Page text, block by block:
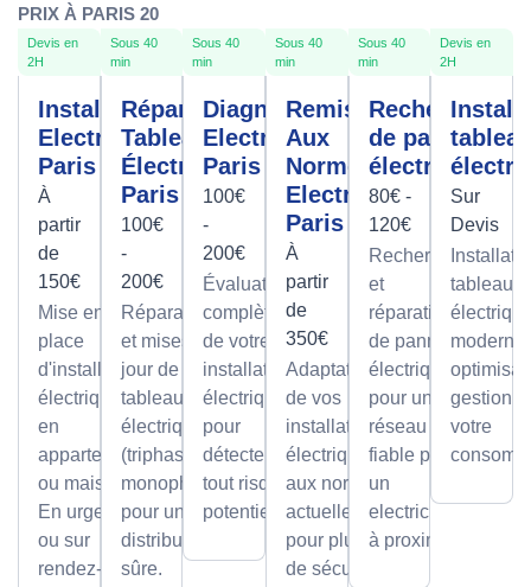
PRIX À PARIS 20
Devis en
2H
Installation
Electrique
Paris
À
partir
de
150€
Mise en
place
d'installations
électriques
en
appartement
ou maison.
En urgence
ou sur
rendez-vous
Sous 40
min
Réparation
Tableau
Électrique
Paris
100€
-
200€
Réparations
et mises à
jour de
tableaux
électriques
(triphasé ou
monophasé)
pour une
distribution
sûre.
Sous 40
min
Diagnostic
Electrique
Paris
100€
-
200€
Évaluation
complète
de votre
installation
électrique
pour
détecter
tout risque
potentiel.
Sous 40
min
Remise
Aux
Normes
Electrique
Paris
À
partir
de
350€
Adaptation
de vos
installations
électriques
aux normes
actuelles
pour plus
de sécurité.
Sous 40
min
Recherche
de panne
électrique
80€ -
120€
Recherche
et
réparation
de pannes
électriques
pour un
réseau
fiable par
un
electricien
à proximité
Devis en
2H
Sur
Devis
tableaux
gestion
votre